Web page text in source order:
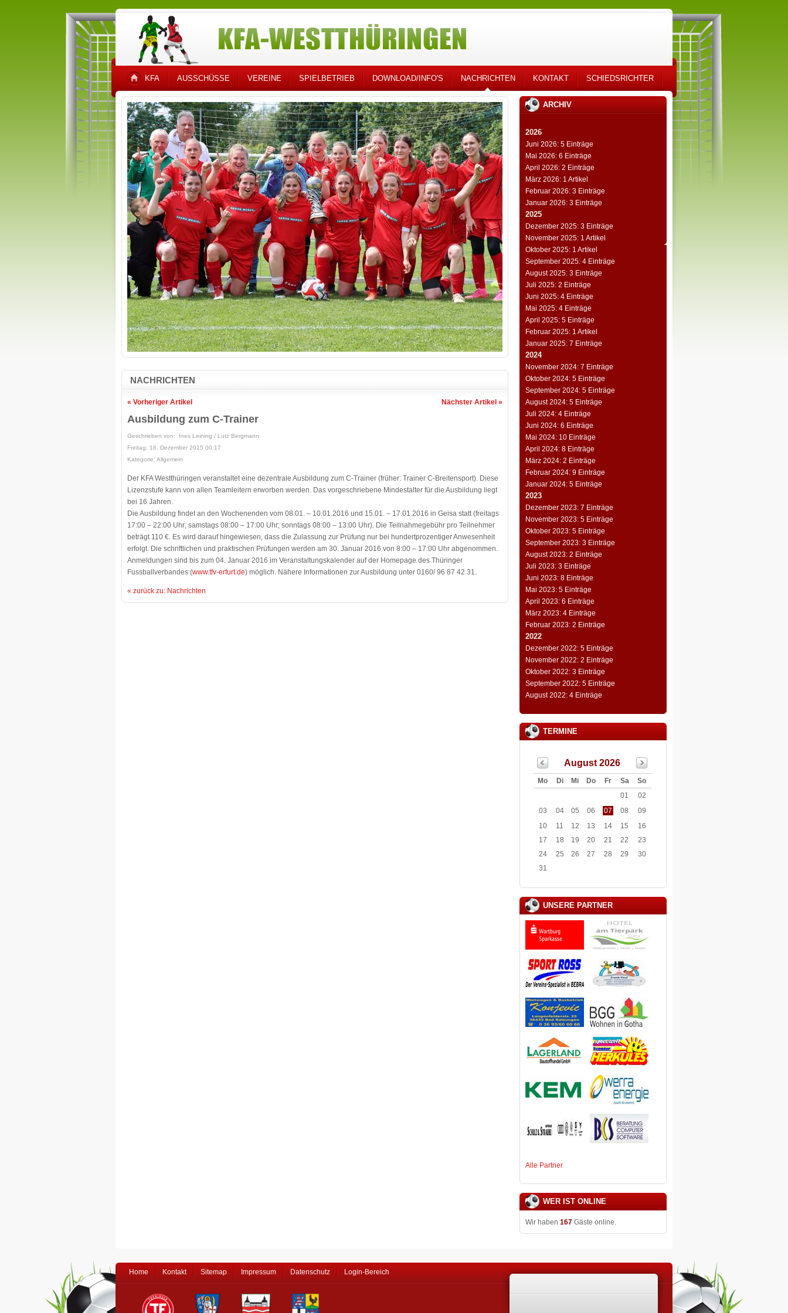
KFA AUSSCHÜSSE VEREINE SPIELBETRIEB DOWNLOAD/INFO'S NACHRICHTEN KONTAKT SCHIEDSRICHTER
NACHRICHTEN
Nächster Artikel »
« Vorheriger Artikel
Ausbildung zum C-Trainer
Geschrieben von: Ines Leining / Lutz Bergmann
Freitag, 18. Dezember 2015 00:17
Kategorie: Allgemein
Der KFA Westthüringen veranstaltet eine dezentrale Ausbildung zum C-Trainer (früher: Trainer C-Breitensport). Diese
Lizenzstufe kann von allen Teamleitern erworben werden. Das vorgeschriebene Mindestalter für die Ausbildung liegt
bei 16 Jahren.
Die Ausbildung findet an den Wochenenden vom 08.01. – 10.01.2016 und 15.01. – 17.01.2016 in Geisa statt (freitags
17:00 – 22:00 Uhr; samstags 08:00 – 17:00 Uhr; sonntags 08:00 – 13:00 Uhr). Die Teilnahmegebühr pro Teilnehmer
beträgt 110 €. Es wird darauf hingewiesen, dass die Zulassung zur Prüfung nur bei hundertprozentiger Anwesenheit
erfolgt. Die schriftlichen und praktischen Prüfungen werden am 30. Januar 2016 von 8:00 – 17:00 Uhr abgenommen.
Anmeldungen sind bis zum 04. Januar 2016 im Veranstaltungskalender auf der Homepage des Thüringer
Fussballverbandes (www.tfv-erfurt.de) möglich. Nähere Informationen zur Ausbildung unter 0160/ 96 87 42 31.
« zurück zu: Nachrichten
ARCHIV
2026
Juni 2026: 5 Einträge
Mai 2026: 6 Einträge
April 2026: 2 Einträge
März 2026: 1 Artikel
Februar 2026: 3 Einträge
Januar 2026: 3 Einträge
2025
Dezember 2025: 3 Einträge
November 2025: 1 Artikel
Oktober 2025: 1 Artikel
September 2025: 4 Einträge
August 2025: 3 Einträge
Juli 2025: 2 Einträge
Juni 2025: 4 Einträge
Mai 2025: 4 Einträge
April 2025: 5 Einträge
Februar 2025: 1 Artikel
Januar 2025: 7 Einträge
2024
November 2024: 7 Einträge
Oktober 2024: 5 Einträge
September 2024: 5 Einträge
August 2024: 5 Einträge
Juli 2024: 4 Einträge
Juni 2024: 6 Einträge
Mai 2024: 10 Einträge
April 2024: 8 Einträge
März 2024: 2 Einträge
Februar 2024: 9 Einträge
Januar 2024: 5 Einträge
2023
Dezember 2023: 7 Einträge
November 2023: 5 Einträge
Oktober 2023: 5 Einträge
September 2023: 3 Einträge
August 2023: 2 Einträge
Juli 2023: 3 Einträge
Juni 2023: 8 Einträge
Mai 2023: 5 Einträge
April 2023: 6 Einträge
März 2023: 4 Einträge
Februar 2023: 2 Einträge
2022
Dezember 2022: 5 Einträge
November 2022: 2 Einträge
Oktober 2022: 3 Einträge
September 2022: 5 Einträge
August 2022: 4 Einträge
TERMINE
August 2026
Mo Di Mi Do Fr Sa
So
01
02
03
04 05 06 07 08
09
10
11 12 13 14 15
16
17
18 19 20 21 22
23
24
25 26 27 28 29
30
31
UNSERE PARTNER
Alle Partner
WER IST ONLINE
Wir haben 167Gäste online.
Home Kontakt Sitemap Impressum Datenschutz Login-Bereich